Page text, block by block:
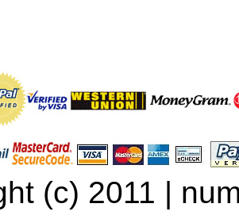
(c) 2011 |